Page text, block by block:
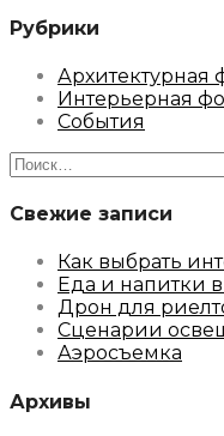
Рубрики
Архитектурная
Интерьерная
События
Найти:
Свежие записи
Как выбрать
Еда и напитки
Дрон для
Сценарии
Аэросъемка
Архивы